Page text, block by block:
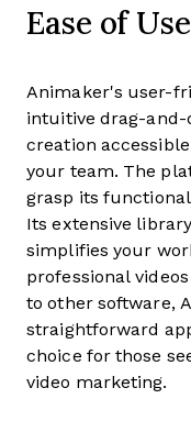
Ease of Use
Animaker's user-
intuitive drag-and-
creation
your team. The
grasp its
Its extensive
simplifies your
professional
to other software,
straightforward
choice for those
video marketing.